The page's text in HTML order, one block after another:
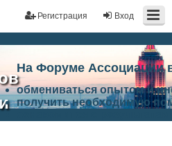
Вход
Регистрация
На Форуме Ассоциации
обмениваться опытом и
получить необходимую